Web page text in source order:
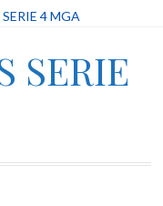
4 MGA
SERIE